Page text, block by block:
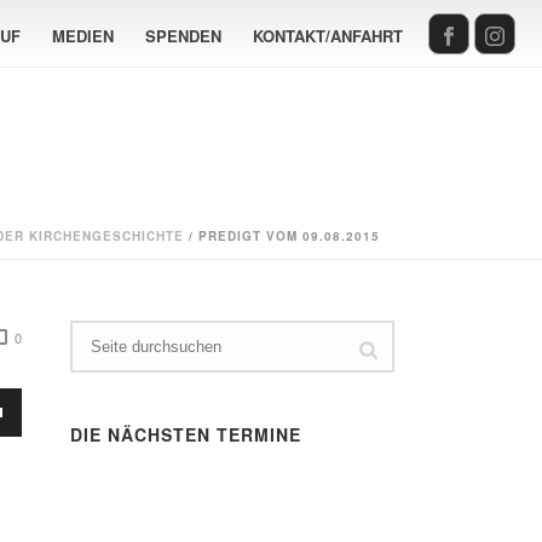
MEDIEN SPENDEN KONTAKT/ANFAHRT
KIRCHENGESCHICHTE / PREDIGT VOM 09.08.2015
0
DIE NÄCHSTEN TERMINE